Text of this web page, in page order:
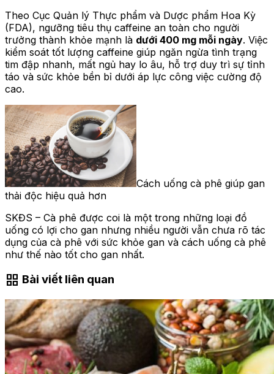
Theo Cục Quản lý Thực phẩm và Dược phẩm Hoa Kỳ
(FDA), ngưỡng tiêu thụ caffeine an toàn cho người
trưởng thành khỏe mạnh là dưới 400 mg mỗi ngày. Việc
kiểm soát tốt lượng caffeine giúp ngăn ngừa tình trạng
tim đập nhanh, mất ngủ hay lo âu, hỗ trợ duy trì sự tỉnh
táo và sức khỏe bền bỉ dưới áp lực công việc cường độ
cao.
Cách uống cà phê giúp gan
thải độc hiệu quả hơn
SKĐS – Cà phê được coi là một trong những loại đồ
uống có lợi cho gan nhưng nhiều người vẫn chưa rõ tác
dụng của cà phê với sức khỏe gan và cách uống cà phê
như thế nào tốt cho gan nhất.
grid_view Bài viết liên quan